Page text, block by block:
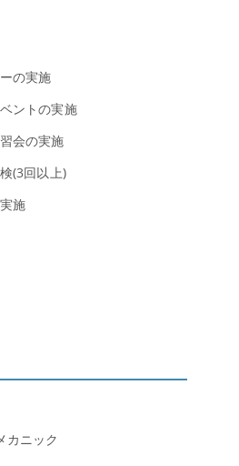
の実施
ントの実施
会の実施
(3回以上)
施
カニック